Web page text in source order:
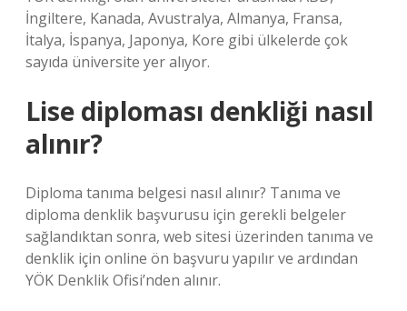
İngiltere, Kanada, Avustralya, Almanya, Fransa,
İtalya, İspanya, Japonya, Kore gibi ülkelerde çok
sayıda üniversite yer alıyor.
Lise diploması denkliği nasıl
alınır?
Diploma tanıma belgesi nasıl alınır? Tanıma ve
diploma denklik başvurusu için gerekli belgeler
sağlandıktan sonra, web sitesi üzerinden tanıma ve
denklik için online ön başvuru yapılır ve ardından
YÖK Denklik Ofisi’nden alınır.